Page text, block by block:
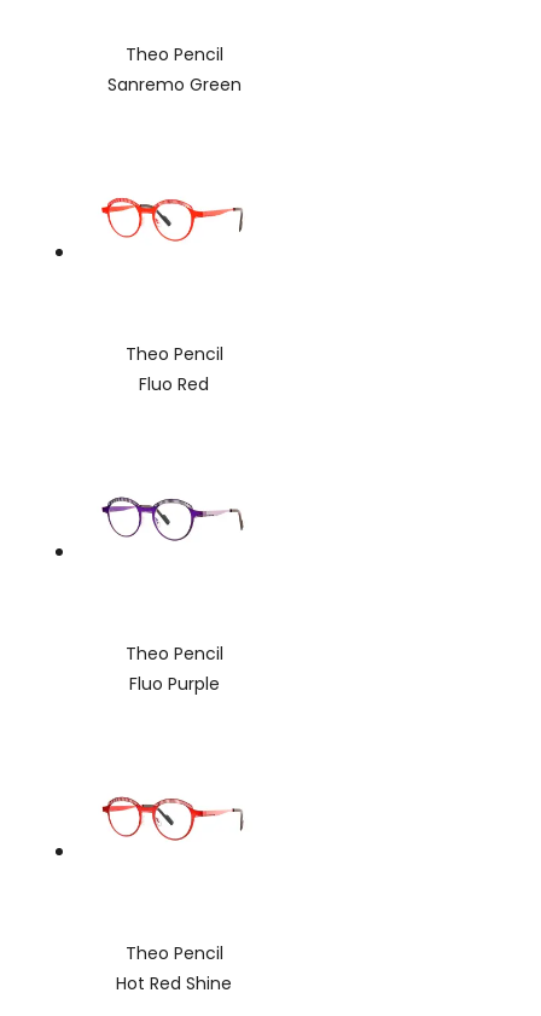
Theo Pencil
Sanremo Green
Theo Pencil
Fluo Red
Theo Pencil
Fluo Purple
Theo Pencil
Hot Red Shine